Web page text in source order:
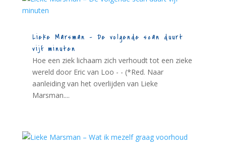
Lieke Marsman – De volgende scan duurt
vijf minuten
Hoe een ziek lichaam zich verhoudt tot een zieke
wereld door Eric van Loo - - (*Red. Naar
aanleiding van het overlijden van Lieke
Marsman....